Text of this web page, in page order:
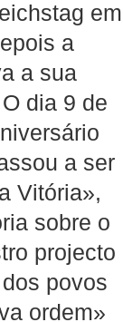
em
a
a sua
dia 9 de
a ser
Vitória»,
sobre o
projecto
povos
ordem»